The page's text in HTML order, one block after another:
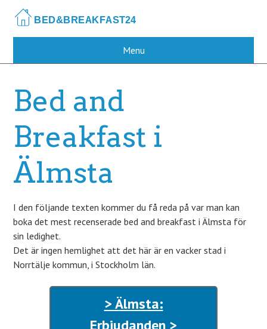
main
Menu
Bed and
Breakfast i
Älmsta
I den följande texten kommer du få reda på var man kan
boka det mest recenserade bed and breakfast i Älmsta för
sin ledighet.
Det är ingen hemlighet att det här är en vacker stad i
Norrtälje kommun, i Stockholm län.
> Älmsta:
Erbjudanden >